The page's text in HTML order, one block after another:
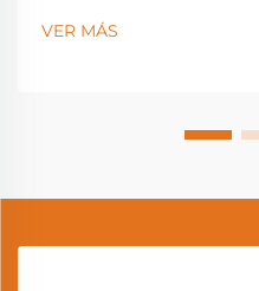
VER MÁS